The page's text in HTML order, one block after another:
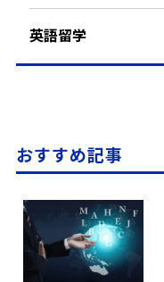
英語留学
おすすめ記事